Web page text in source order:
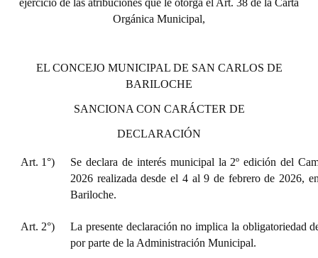
ejercicio de las atribuciones que le otorga el Art. 38 de la Carta
Orgánica Municipal,
EL CONCEJO MUNICIPAL DE SAN CARLOS DE
BARILOCHE
SANCIONA CON CARÁCTER DE
DECLARACIÓN
Art. 1°)
Se declara de interés municipal la 2º edición del
2026 realizada desde el 4 al 9 de febrero de 2026,
Bariloche.
Art. 2°)
La presente declaración no implica la obligatoriedad
por parte de la Administración Municipal.